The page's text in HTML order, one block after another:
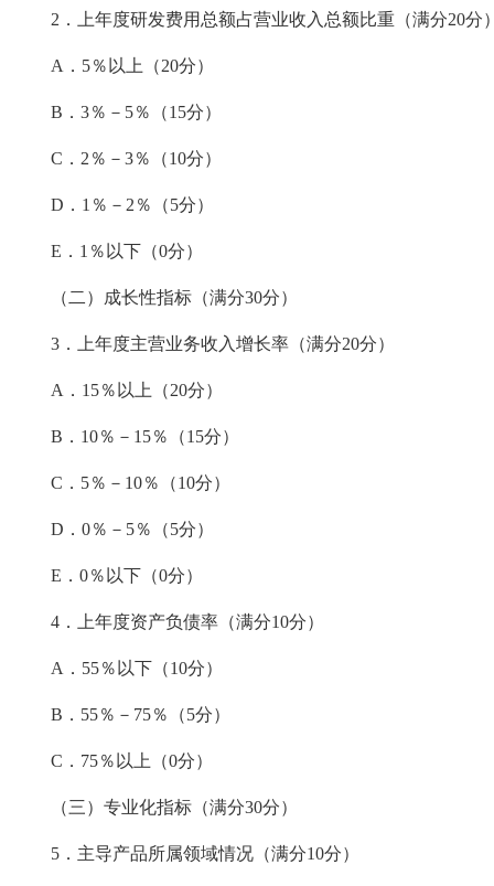
2．上年度研发费用总额占营业收入总额比重（满分20分
A．5％以上（20分）
B．3％－5％（15分）
C．2％－3％（10分）
D．1％－2％（5分）
E．1％以下（0分）
（二）成长性指标（满分30分）
3．上年度主营业务收入增长率（满分20分）
A．15％以上（20分）
B．10％－15％（15分）
C．5％－10％（10分）
D．0％－5％（5分）
E．0％以下（0分）
4．上年度资产负债率（满分10分）
A．55％以下（10分）
B．55％－75％（5分）
C．75％以上（0分）
（三）专业化指标（满分30分）
5．主导产品所属领域情况（满分10分）